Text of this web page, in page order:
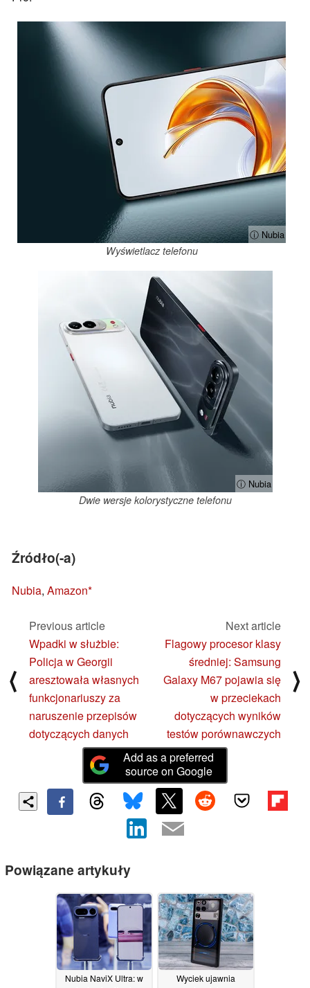
ⓘ Nubia
Wyświetlacz telefonu
ⓘ Nubia
Dwie wersje kolorystyczne telefonu
Źródło(-a)
Nubia, Amazon
⟨
Previous article
Wpadki w służbie:
Policja w Georgii
aresztowała własnych
funkcjonariuszy za
naruszenie przepisów
dotyczących danych
Next article
Flagowy procesor klasy
średniej: Samsung
Galaxy M67 pojawia się
w przeciekach
dotyczących wyników
testów porównawczych
⟩
Add as a preferred
source on Google
Powiązane artykuły
Nubia NaviX Ultra: w
Wyciek ujawnia